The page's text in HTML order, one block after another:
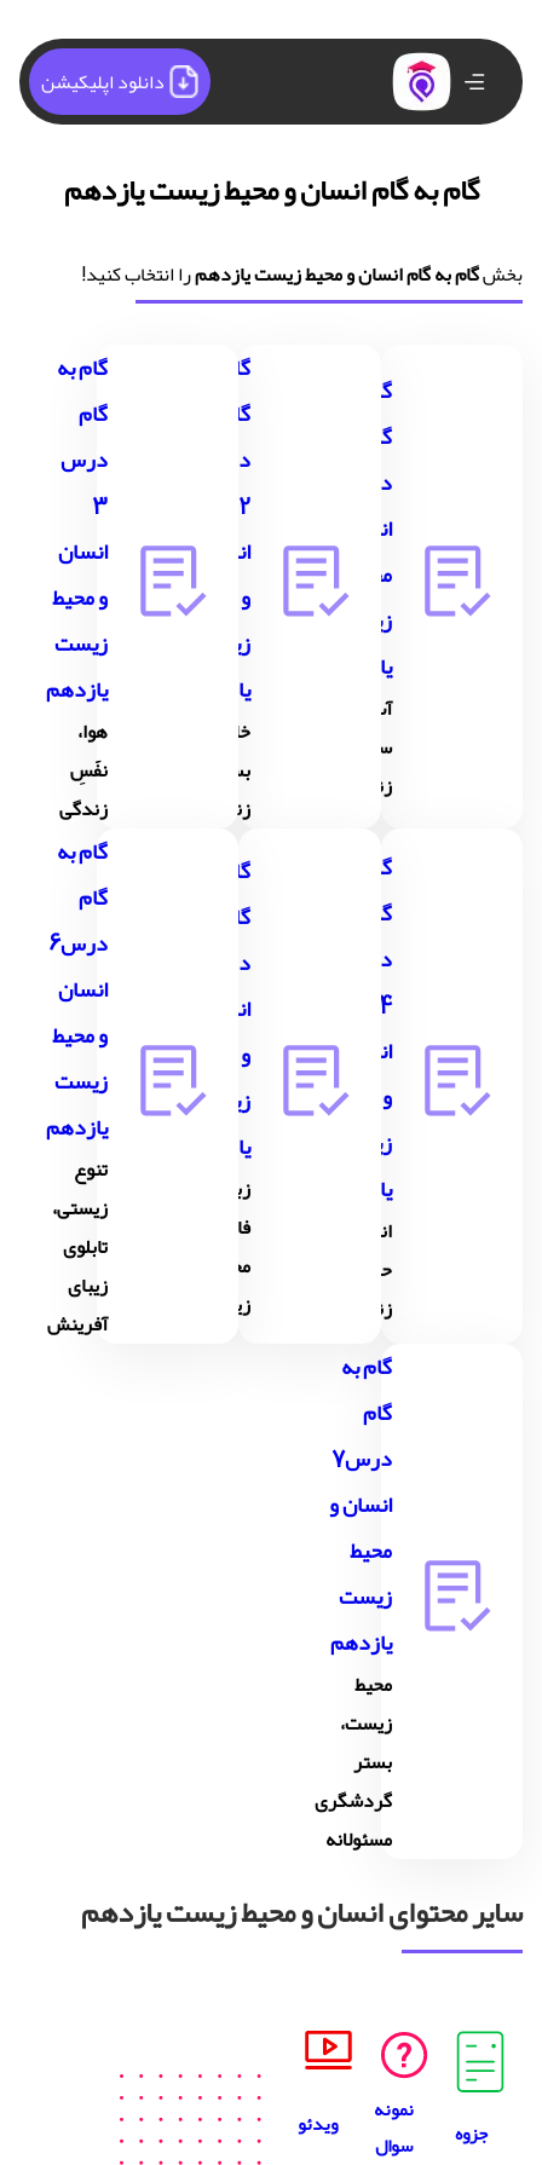
دانلود اپلیکیشن
گام به گام انسان و محیط زیست یازدهم
بخشگام به گام انسان و محیط زیست یازدهمرا انتخاب کنید!
گام به
گام
انسان و
محیط
زیست
یازدهم
آب،
سرچشمۀ
زندگی
گام به
گام
درس
2
انسان
و محیط
زیست
یازدهم
خاک،
بستر
زندگی
گام به
گام
درس
3
انسان
و محیط
زیست
یازدهم
هوا،
نفََسِ
زندگی
گام به
گام
درس
4
انسان
و محیط
زیست
یازدهم
انرژی،
حرکت،
زندگی
گام به
گام
انسان
و محیط
زیست
یازدهم
زباله،
فاجعۀ
محیط
زیست
گام به
گام
درس6
انسان
و محیط
زیست
یازدهم
تنوع
زیستی،
تابلوی
زیبای
آفرینش
گام به
گام
درس7
انسان و
محیط
زیست
یازدهم
محیط
زیست،
بستر
گردشگری
مسئولانه
سایر محتوای انسان و محیط زیست یازدهم
جزوه
نمونه
سوال
ویدئو